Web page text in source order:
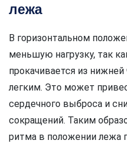
лежа
В горизонтальном
меньшую нагрузку, так
прокачивается из
легким. Это может
сердечного выброса и
сокращений. Таким
ритма в положении лежа